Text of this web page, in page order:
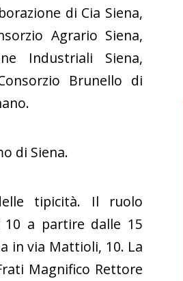
di Cia Siena,
Agrario Siena,
Industriali Siena,
Brunello di
di Siena.
tipicità. Il ruolo
10 a partire dalle 15
in via Mattioli, 10. La
Magnifico Rettore